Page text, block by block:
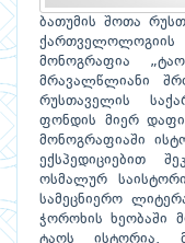
ბათუმის შოთა
ქართველოლოგიის
მონოგრაფია
მრავალწლიანი
რუსთაველის
ფონდის მიერ
მონოგრაფიაში
ექსპედიციებით
ოსმალურ
სამეცნიერო
ჭოროხის ხეობაში
ტაოს ისტორია,